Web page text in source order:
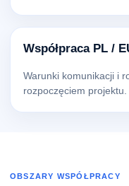
Współpraca PL /
Warunki komunikacji i
rozpoczęciem projektu.
OBSZARY WSPÓŁPRACY